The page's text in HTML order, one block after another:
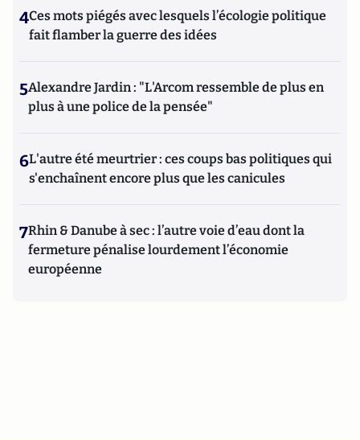
4Ces mots piégés avec lesquels l’écologie politique
fait flamber la guerre des idées
5Alexandre Jardin : "L'Arcom ressemble de plus en
plus à une police de la pensée"
6L'autre été meurtrier : ces coups bas politiques qui
s'enchaînent encore plus que les canicules
7Rhin & Danube à sec : l’autre voie d’eau dont la
fermeture pénalise lourdement l’économie
européenne